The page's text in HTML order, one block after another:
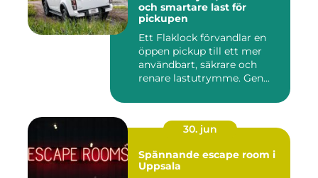
och smartare last för
pickupen
Ett Flaklock förvandlar en
öppen pickup till ett mer
användbart, säkrare och
renare lastutrymme. Gen...
30. jun
Spännande escape room i
Uppsala